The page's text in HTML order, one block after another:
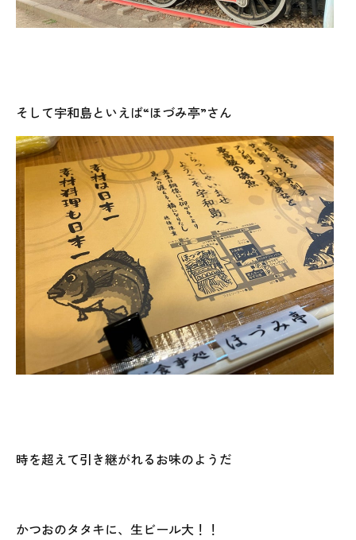
そして宇和島といえば“ほづみ亭”さん
時を超えて引き継がれるお味のようだ
かつおのタタキに、生ビール大！！